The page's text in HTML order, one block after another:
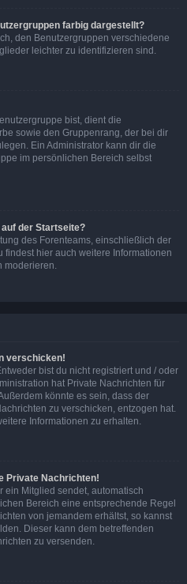
farbig dargestellt?
den Benutzergruppen verschiedene
leichter zu identifizieren sind.
bist, dient die
sowie den Gruppenrang, der bei dir
Ein Administrator kann dir die
im persönlichen Bereich selbst
auf der Startseite?
des Forenteams, einschließlich der
hier auch weitere Informationen
moderieren.
verschicken!
bist du nicht registriert und / oder
hat Private Nachrichten für
könnte es sein, dass der
zu verschicken, entzogen hat.
Informationen zu erhalten.
Private Nachrichten!
ein Mitglied sendet, automatisch
Bereich eine entsprechende Regel
von jemandem erhältst, so kannst
Dieser kann dem betreffenden
zu versenden.